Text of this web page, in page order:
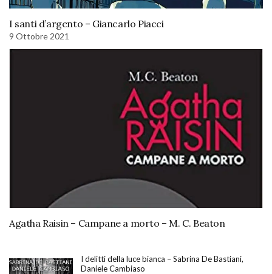
I santi d’argento – Giancarlo Piacci
9 Ottobre 2021
Agatha Raisin – Campane a morto – M. C. Beaton
I delitti della luce bianca – Sabrina De Bastiani,
Daniele Cambiaso